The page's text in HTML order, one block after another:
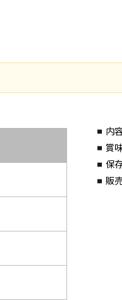
内
賞
保
販